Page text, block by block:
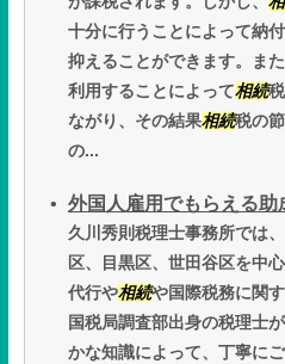
十分に行うことによって納
抑えることができます。また
利用することによって相続
ながり、その結果相続税の
の...
外国人雇用でもらえる助
久川秀則税理士事務所では
区、目黒区、世田谷区を中
代行や相続や国際税務に関
国税局調査部出身の税理士
かな知識によって、丁寧に